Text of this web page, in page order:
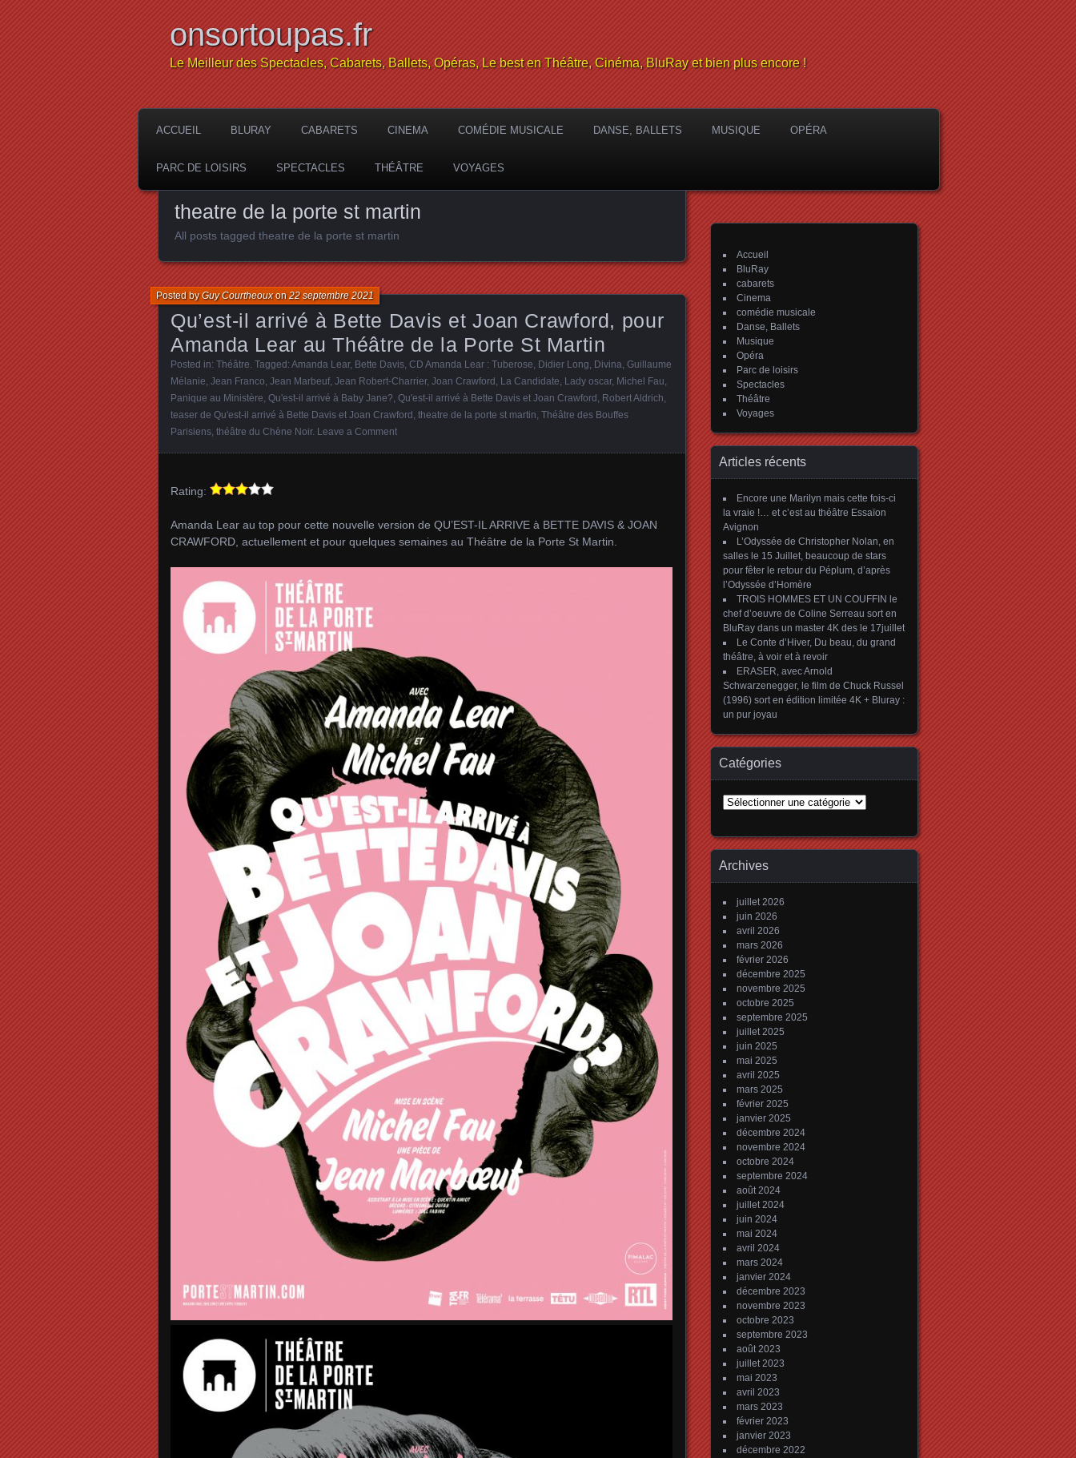
onsortoupas.fr
Le Meilleur des Spectacles, Cabarets, Ballets, Opéras, Le best en Théâtre, Cinéma, BluRay et bien plus encore !
ACCUEIL BLURAY CABARETS CINEMA COMÉDIE MUSICALE DANSE, BALLETS MUSIQUE OPÉRA
PARC DE LOISIRS SPECTACLES THÉÂTRE VOYAGES
theatre de la porte st martin
All posts tagged theatre de la porte st martin
Qu’est-il arrivé à Bette Davis et Joan Crawford, pour
Amanda Lear au Théâtre de la Porte St Martin
Posted byGuy Courtheouxon22 septembre 2021
Posted in: Théâtre . Tagged: Amanda Lear, Bette Davis CD Amanda Lear : Tuberose Didier Long Divina Guillaume
Mélanie Jean Franco Jean Marbeuf, Jean Robert-Charrier, Joan Crawford La Candidate Lady oscar, Michel Fau
Panique au Ministère Qu'est-il arrivé à Baby Jane? Qu'est-il arrivé à Bette Davis et Joan Crawford Robert Aldrich
teaser de Qu'est-il arrivé à Bette Davis et Joan Crawford theatre de la porte st martin Théâtre des Bouffes
Parisiens théâtre du Chène Noir. Leave a Comment
Rating:
Amanda Lear au top pour cette nouvelle version de QU’EST-IL ARRIVE à BETTE DAVIS & JOAN
CRAWFORD, actuellement et pour quelques semaines au Théâtre de la Porte St Martin.
Accueil
BluRay
cabarets
Cinema
comédie musicale
Danse, Ballets
Musique
Opéra
Parc de loisirs
Spectacles
Théâtre
Voyages
Articles récents
Encore une Marilyn mais cette fois-ci
la vraie !… et c’est au théâtre Essaïon
Avignon
L’Odyssée de Christopher Nolan, en
salles le 15 Juillet, beaucoup de stars
pour fêter le retour du Péplum, d’après
l’Odyssée d’Homère
TROIS HOMMES ET UN COUFFIN le
chef d’oeuvre de Coline Serreau sort en
BluRay dans un master 4K des le 17juillet
Le Conte d’Hiver, Du beau, du grand
théâtre, à voir et à revoir
ERASER, avec Arnold
Schwarzenegger, le film de Chuck Russel
(1996) sort en édition limitée 4K + Bluray :
un pur joyau
Catégories
Catégories
Archives
juillet 2026
juin 2026
avril 2026
mars 2026
février 2026
décembre 2025
novembre 2025
octobre 2025
septembre 2025
juillet 2025
juin 2025
mai 2025
avril 2025
mars 2025
février 2025
janvier 2025
décembre 2024
novembre 2024
octobre 2024
septembre 2024
août 2024
juillet 2024
juin 2024
mai 2024
avril 2024
mars 2024
janvier 2024
décembre 2023
novembre 2023
octobre 2023
septembre 2023
août 2023
juillet 2023
mai 2023
avril 2023
mars 2023
février 2023
janvier 2023
décembre 2022